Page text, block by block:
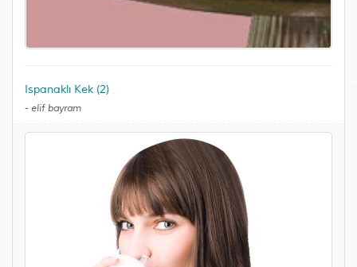
Ispanaklı Kek (2)
- elif bayram